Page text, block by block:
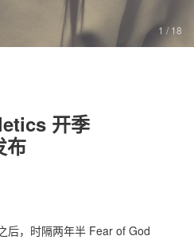
1 / 18
开季
布
后，时隔两年半 Fear of God